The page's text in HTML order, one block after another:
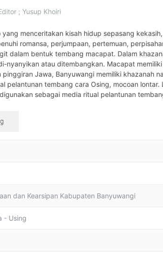
; Yusup Khoiri
yang menceritakan kisah hidup sepasang
romansa, perjumpaan, pertemuan,
dalam bentuk tembang macapat. Dalam
nyanyikan atau ditembangkan. Macapat
Jawa, Banyuwangi memiliki khazanah
pelantunan tembang cara Osing, mocoan lontar.
sebagai media ritual pelantunan
dan Kearsipan Kabupaten Banyuwangi
- Using